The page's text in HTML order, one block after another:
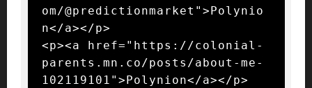
om/@predictionmarket">Polynio
n</a></p>
<p><a href="https://colonial-
parents.mn.co/posts/about-me-
102119101">Polynion</a></p>